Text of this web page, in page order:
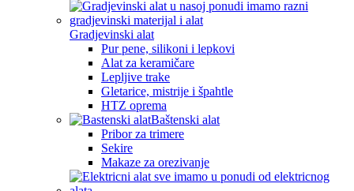
Gradjevinski alat
Pur pene, silikoni i lepkovi
Alat za keramičare
Lepljive trake
Gletarice, mistrije i špahtle
HTZ oprema
Baštenski alat
Pribor za trimere
Sekire
Makaze za orezivanje